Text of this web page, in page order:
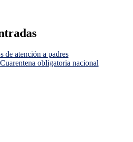
atención a padres
obligatoria nacional